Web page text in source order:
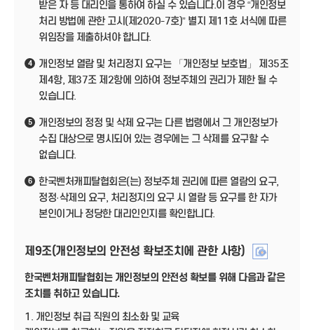
받은 자 등 대리인을 통하여 하실 수 있습니다.이 경우 “개인정보
처리 방법에 관한 고시(제2020-7호)” 별지 제11호 서식에 따른
위임장을 제출하셔야 합니다.
4
개인정보 열람 및 처리정지 요구는 「개인정보 보호법」 제35조
제4항, 제37조 제2항에 의하여 정보주체의 권리가 제한 될 수
있습니다.
5
개인정보의 정정 및 삭제 요구는 다른 법령에서 그 개인정보가
수집 대상으로 명시되어 있는 경우에는 그 삭제를 요구할 수
없습니다.
6
한국벤처캐피탈협회은(는) 정보주체 권리에 따른 열람의 요구,
정정·삭제의 요구, 처리정지의 요구 시 열람 등 요구를 한 자가
본인이거나 정당한 대리인인지를 확인합니다.
제9조(개인정보의 안전성 확보조치에 관한 사항)
한국벤처캐피탈협회는 개인정보의 안전성 확보를 위해 다음과 같은
조치를 취하고 있습니다.
1. 개인정보 취급 직원의 최소화 및 교육